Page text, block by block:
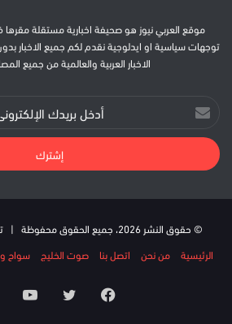
موقع العربي نيوز هو صحيفة اخبارية مستقلة
توجهات سياسية او ايدلوجية نقدم لكم جميع الاخبار
الاخبار العربية والعالمية من جميع
أدخل
بريدك
الإلكتروني
© حقوق النشر 2026، جميع الحقوق محفوظة | تصميم وتطوير:
الرئيسية
من نحن اتصل بنا صوت الخليج سواح
فيسبوك